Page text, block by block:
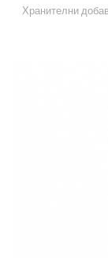
Хранителни